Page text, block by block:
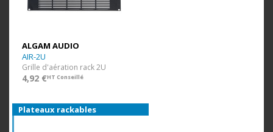
ALGAM AUDIO
AIR-2U
Grille d'aération rack 2U
4,92 €HT Conseillé
Plateaux rackables